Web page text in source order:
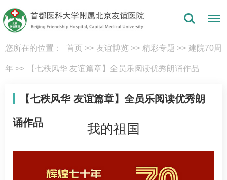
您所在的位置： 首页 >> 友谊博览 >> 精彩专题 >> 建院70周
年 >> 【七秩风华 友谊篇章】全员乐阅读优秀朗诵作品
【七秩风华 友谊篇章】全员乐阅读优秀朗
诵作品 我的祖国